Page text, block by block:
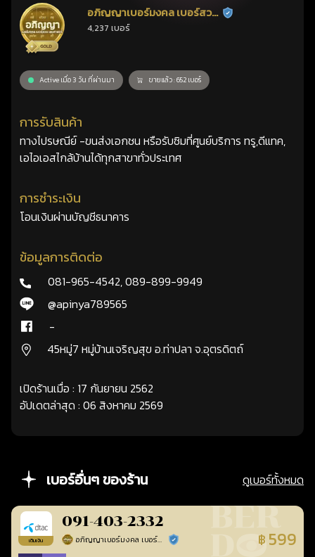
อภิญญาเบอร์มงคล เบอร์สวย
เลขศาสตร์
ร้านยืนยันแล้ว
4,237 เบอร์
Active เมื่อ 3 วัน ที่ผ่านมา ขายแล้ว : 652 เบอร์
การรับสินค้า
ทางไปรษณีย์ -ขนส่งเอกชน หรือรับซิมที่ศูนย์บริการ ทรู,ดีแทค,
เอไอเอสไกล้บ้านได้ทุกสาขาทั่วประเทศ
การชำระเงิน
โอนเงินผ่านบัญชีธนาคาร
ข้อมูลการติดต่อ
081-965-4542,089-899-9949
@apinya789565
-
45หมู่7 หมู่บ้านเจริญสุข อ.ท่าปลา จ.อุตรดิตถ์
เปิดร้านเมื่อ : 17 กันยายน 2562
อัปเดตล่าสุด : 06 สิงหาคม 2569
เบอร์อื่นๆ ของร้าน ดูเบอร์ทั้งหมด
เติมเงิน
091-403-2332
อภิญญาเบอร์มงคล เบอร์สวยเลขศาสตร์ ร้านยืนยันแล้ว ฿ 599